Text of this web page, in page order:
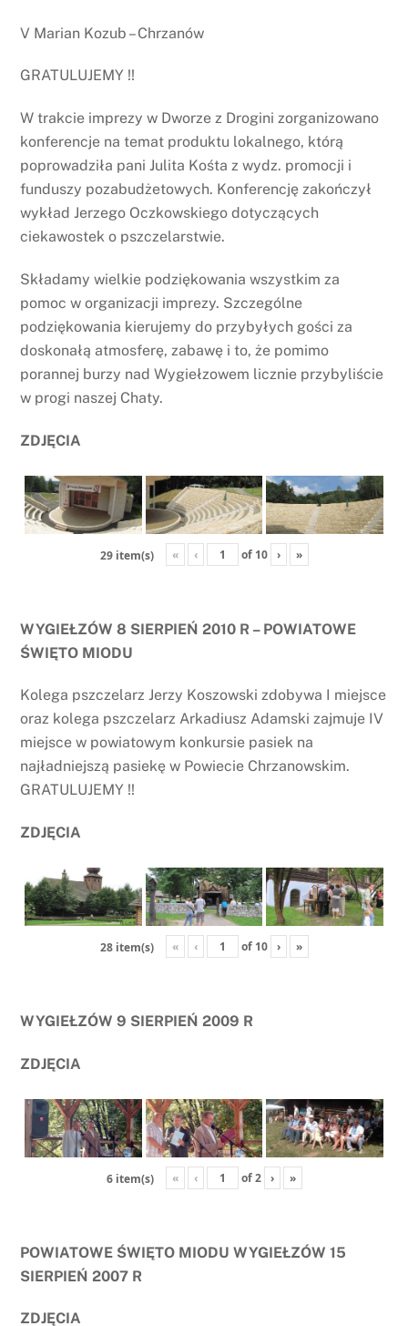
V Marian Kozub – Chrzanów
GRATULUJEMY !!
W trakcie imprezy w Dworze z Drogini zorganizowano
konferencje na temat produktu lokalnego, którą
poprowadziła pani Julita Kośta z wydz. promocji i
funduszy pozabudżetowych. Konferencję zakończył
wykład Jerzego Oczkowskiego dotyczących
ciekawostek o pszczelarstwie.
Składamy wielkie podziękowania wszystkim za
pomoc w organizacji imprezy. Szczególne
podziękowania kierujemy do przybyłych gości za
doskonałą atmosferę, zabawę i to, że pomimo
porannej burzy nad Wygiełzowem licznie przybyliście
w progi naszej Chaty.
ZDJĘCIA
29 item(s) « ‹ of 10 › »
WYGIEŁZÓW 8 SIERPIEŃ 2010 R – POWIATOWE
ŚWIĘTO MIODU
Kolega pszczelarz Jerzy Koszowski zdobywa I miejsce
oraz kolega pszczelarz Arkadiusz Adamski zajmuje IV
miejsce w powiatowym konkursie pasiek na
najładniejszą pasiekę w Powiecie Chrzanowskim.
GRATULUJEMY !!
ZDJĘCIA
28 item(s) « ‹ of 10 › »
WYGIEŁZÓW 9 SIERPIEŃ 2009 R
ZDJĘCIA
6 item(s) « ‹ of2 › »
POWIATOWE ŚWIĘTO MIODU WYGIEŁZÓW 15
SIERPIEŃ 2007 R
ZDJĘCIA